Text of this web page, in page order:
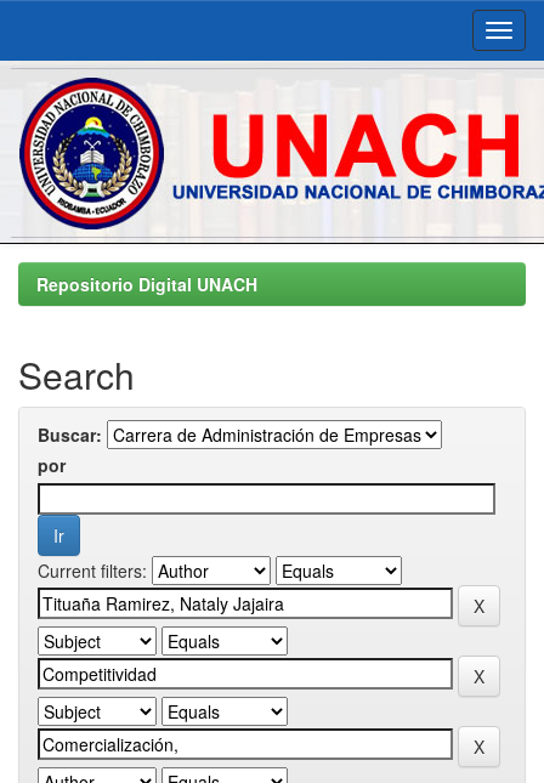
Skip
navigationRepositorio Digital UNACH
Search
Buscar:
por
Current filters: